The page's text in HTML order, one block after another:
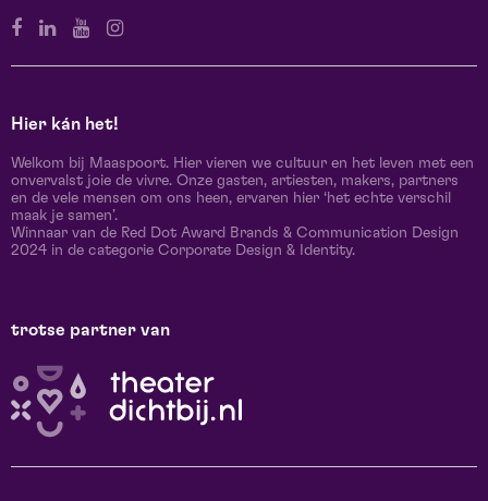
Hier kán het!
Welkom bij Maaspoort. Hier vieren we cultuur en het leven met een
onvervalst joie de vivre. Onze gasten, artiesten, makers, partners
en de vele mensen om ons heen, ervaren hier ‘het echte verschil
maak je samen’.
Winnaar van de Red Dot Award Brands & Communication Design
2024 in de categorie Corporate Design & Identity.
trotse partner van